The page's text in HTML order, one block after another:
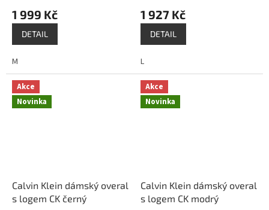
1 999 Kč
DETAIL
M
1 927 Kč
DETAIL
L
Akce
Novinka
Calvin Klein dámský overal
s logem CK černý
Akce
Novinka
Calvin Klein dámský overal
s logem CK modrý